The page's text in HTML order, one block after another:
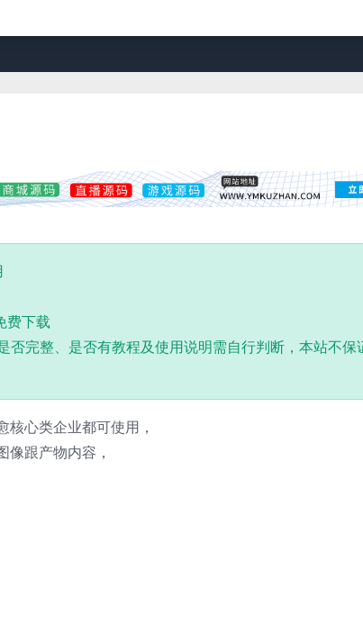
费下载
完整、是否有教程及使用说明需自行判断，本站不保
核心类企业都可使用，
跟产物内容，